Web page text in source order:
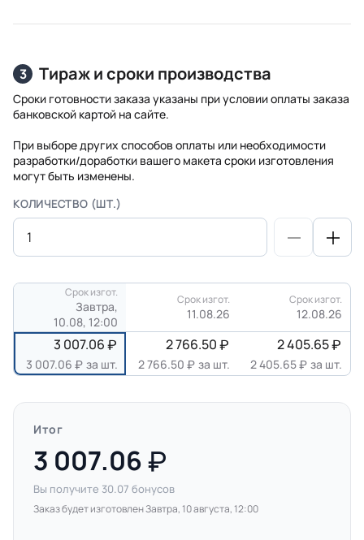
3 Тираж и сроки производства
Сроки готовности заказа указаны при условии оплаты заказа
банковской картой на сайте.
При выборе других способов оплаты или необходимости
разработки/доработки вашего макета сроки изготовления
могут быть изменены.
КОЛИЧЕСТВО (ШТ.)
Срок изгот.
Завтра,
10.08, 12:00
Срок изгот.
11.08.26
Срок изгот.
12.08.26
3 007.06
3 007.06 за шт.
2 766.50
2 766.50 за шт.
2 405.65
2 405.65 за шт.
Итог
3 007.06
Вы получите 30.07 бонусов
Заказ будет изготовлен Завтра, 10 августа, 12:00